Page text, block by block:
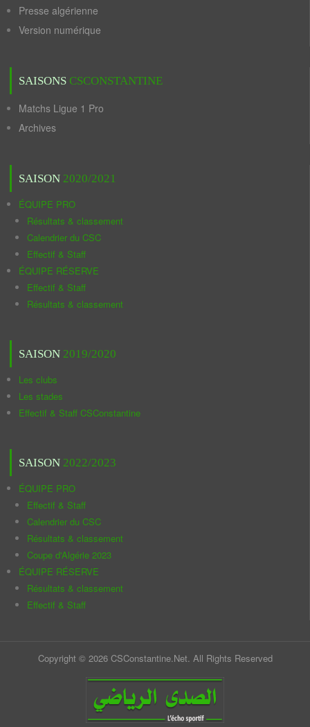
Presse algérienne
Version numérique
SAISONS CSCONSTANTINE
Matchs Ligue 1 Pro
Archives
SAISON 2020/2021
ÉQUIPE PRO
Résultats & classement
Calendrier du CSC
Effectif & Staff
ÉQUIPE RÉSERVE
Effectif & Staff
Résultats & classement
SAISON 2019/2020
Les clubs
Les stades
Effectif & Staff CSConstantine
SAISON 2022/2023
ÉQUIPE PRO
Effectif & Staff
Calendrier du CSC
Résultats & classement
Coupe d'Algérie 2023
ÉQUIPE RÉSERVE
Résultats & classement
Effectif & Staff
Copyright © 2026 CSConstantine.Net. All Rights Reserved